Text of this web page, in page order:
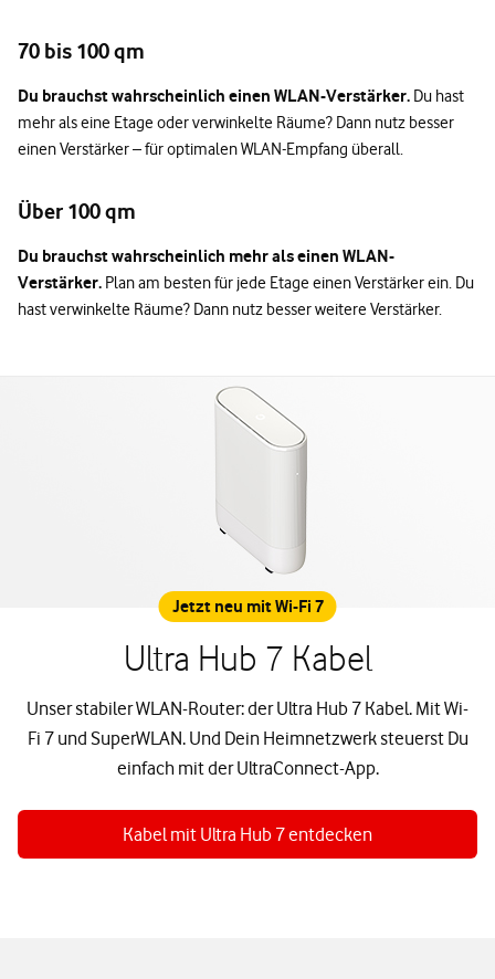
70 bis 100 qm
Du brauchst wahrscheinlich einen WLAN-Verstärker. Du hast
mehr als eine Etage oder verwinkelte Räume? Dann nutz besser
einen Verstärker – für optimalen WLAN-Empfang überall.
Über 100 qm
Du brauchst wahrscheinlich mehr als einen WLAN-
Verstärker. Plan am besten für jede Etage einen Verstärker ein. Du
hast verwinkelte Räume? Dann nutz besser weitere Verstärker.
Jetzt neu mit Wi-Fi 7
Ultra Hub 7 Kabel
Unser stabiler WLAN-Router: der Ultra Hub 7 Kabel. Mit Wi-
Fi 7 und SuperWLAN. Und Dein Heimnetzwerk steuerst Du
einfach mit der UltraConnect-App.
Kabel mit Ultra Hub 7 entdecken